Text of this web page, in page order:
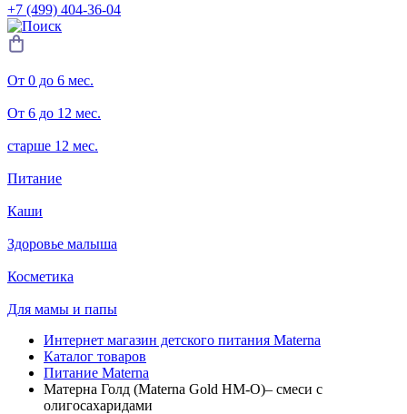
+7 (499) 404-36-04
От 0 до 6 мес.
От 6 до 12 мес.
старше 12 мес.
Питание
Каши
Здоровье малыша
Косметика
Для мамы и папы
Интернет магазин детского питания Materna
Каталог товаров
Питание Materna
Матерна Голд (Materna Gold HM-O)– смеси с
олигосахаридами